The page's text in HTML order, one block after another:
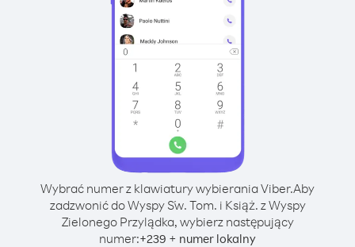
Wybrać numer z klawiatury wybierania Viber.Aby
zadzwonić do Wyspy Św. Tom. i Książ. z Wyspy
Zielonego Przylądka, wybierz następujący
numer:+239 + numer lokalny